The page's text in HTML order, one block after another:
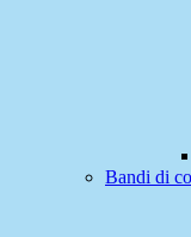
Bandi di